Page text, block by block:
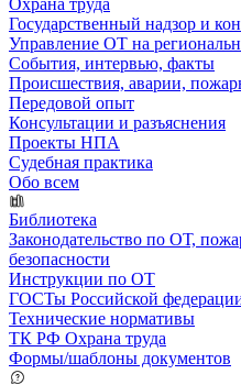
Охрана труда
Государственный надзор и
Управление ОТ на
События, интервью, факты
Происшествия, аварии,
Передовой опыт
Консультации и разъяснения
Проекты НПА
Судебная практика
Обо всем
Библиотека
Законодательство по ОТ,
безопасности
Инструкции по ОТ
ГОСТы Российской
Технические нормативы
ТК РФ Охрана труда
Формы/шаблоны документов